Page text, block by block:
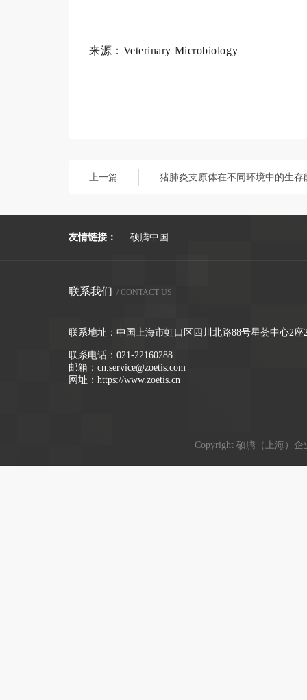
来源：Veterinary Microbiology
上一篇 猪肺炎支原体在不同环境中的生存
友情链接： 硕腾中国
联系我们 / CONTACT US
联系地址：中国上海市虹口区四川北路88号星荟中心2座
联系电话： 021-22160288
邮箱： cn.service@zoetis.com
网址： https://www.zoetis.cn
Copyright 硕腾（上海）